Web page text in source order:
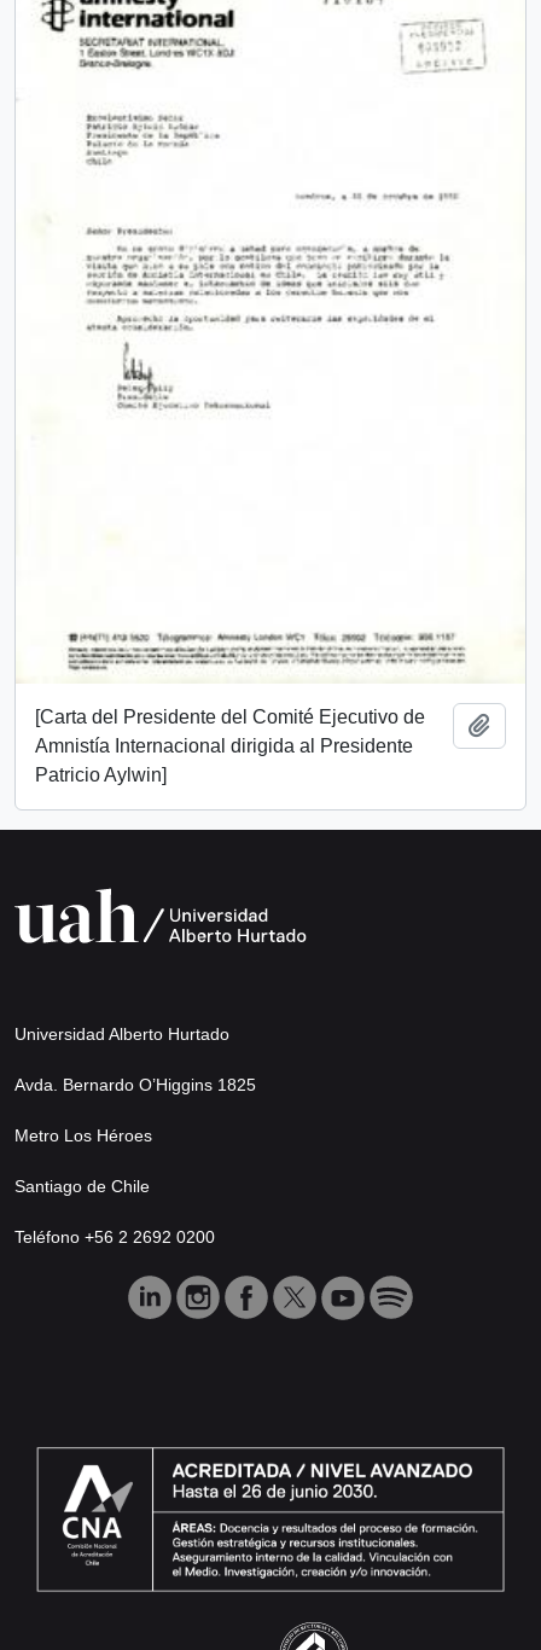
[Carta del Presidente del Comité Ejecutivo de
Amnistía Internacional dirigida al Presidente
Patricio Aylwin]
Universidad Alberto Hurtado
Avda. Bernardo O’Higgins 1825
Metro Los Héroes
Santiago de Chile
Teléfono +56 2 2692 0200